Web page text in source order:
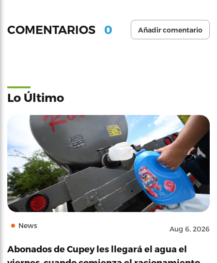
COMENTARIOS 0 Añadir comentario
Lo Último
News Aug 6, 2026
Abonados de Cupey les llegará el agua el